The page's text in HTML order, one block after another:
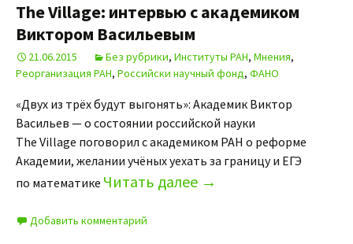
The Village: интервью с академиком
Виктором Васильевым
21.06.2015 Без рубрики, Институты РАН, Мнения,
Реорганизация РАН, Российски научный фонд, ФАНО
«Двух из трёх будут выгонять»: Академик Виктор
Васильев — о состоянии российской науки
The Village поговорил с академиком РАН о реформе
Академии, желании учёных уехать за границу и ЕГЭ
по математике Читать далее →
Добавить комментарий